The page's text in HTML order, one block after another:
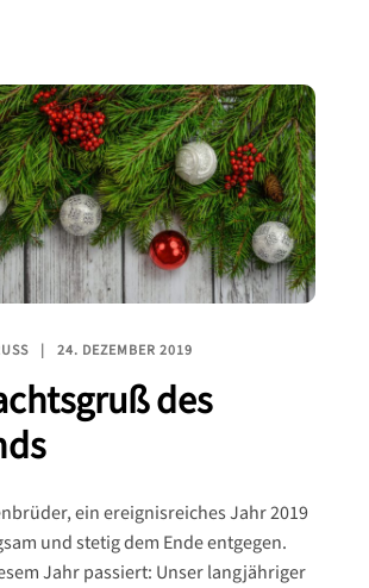
24. DEZEMBER 2019
des
ein ereignisreiches Jahr 2019
und stetig dem Ende entgegen.
Jahr passiert: Unser langjähriger